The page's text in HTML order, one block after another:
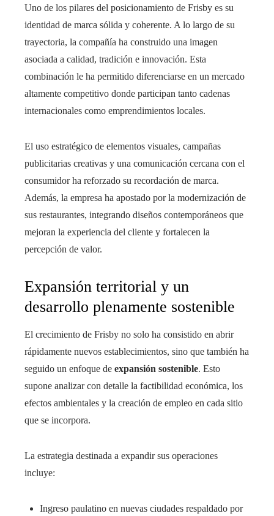
Uno de los pilares del posicionamiento de Frisby es su
identidad de marca sólida y coherente. A lo largo de su
trayectoria, la compañía ha construido una imagen
asociada a calidad, tradición e innovación. Esta
combinación le ha permitido diferenciarse en un mercado
altamente competitivo donde participan tanto cadenas
internacionales como emprendimientos locales.
El uso estratégico de elementos visuales, campañas
publicitarias creativas y una comunicación cercana con el
consumidor ha reforzado su recordación de marca.
Además, la empresa ha apostado por la modernización de
sus restaurantes, integrando diseños contemporáneos que
mejoran la experiencia del cliente y fortalecen la
percepción de valor.
Expansión territorial y un
desarrollo plenamente sostenible
El crecimiento de Frisby no solo ha consistido en abrir
rápidamente nuevos establecimientos, sino que también ha
seguido un enfoque de expansión sostenible. Esto
supone analizar con detalle la factibilidad económica, los
efectos ambientales y la creación de empleo en cada sitio
que se incorpora.
La estrategia destinada a expandir sus operaciones
incluye:
Ingreso paulatino en nuevas ciudades respaldado por